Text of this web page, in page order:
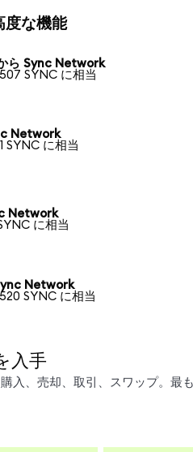
度な機能
ら Sync Network
SYNC に相当
Network
SYNC に相当
Network
に相当
Network
SYNC に相当
入手
入、売却、取引、スワップ。最